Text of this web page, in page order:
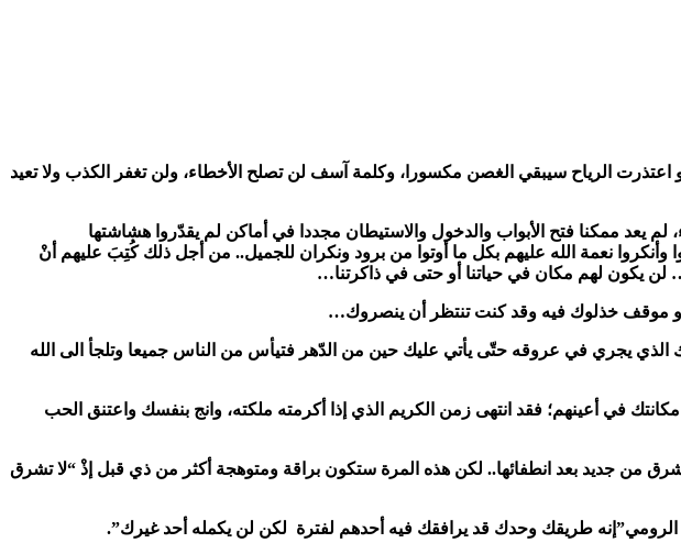
الرياح سيبقي الغصن مكسورا، وكلمة آسف لن تصلح الأخطاء، ولن تغفر الكذب ولا تعيد
لم يعد ممكنا فتح الأبواب والدخول والاستيطان مجددا في أماكن لم يقدّروا هشاشتها
وأنكروا نعمة الله عليهم بكل ما أوتوا من برود ونكران للجميل.. من أجل ذلك كُتِبَ عليهم أنْ
لن يكون لهم مكان في حياتنا أو حتى في ذاكرتنا…
أو موقف خذلوك فيه وقد كنت تنتظر أن ينصروك…
يجري في عروقه حتّى يأتي عليك حين من الدّهر فتيأس من الناس جميعا وتلجأ الى الله
في أعينهم؛ فقد انتهى زمن الكريم الذي إذا أكرمته ملكته، وانج بنفسك واعتنق الحب
جديد بعد انطفائها.. لكن هذه المرة ستكون براقة ومتوهجة أكثر من ذي قبل إذْ “لا تشرق
الرومي”إنه طريقك وحدك قد يرافقك فيه أحدهم لفترة لكن لن يكمله أحد غيرك”.